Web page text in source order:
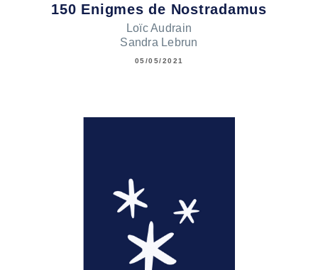
150 Enigmes de Nostradamus
Loïc Audrain
Sandra Lebrun
05/05/2021